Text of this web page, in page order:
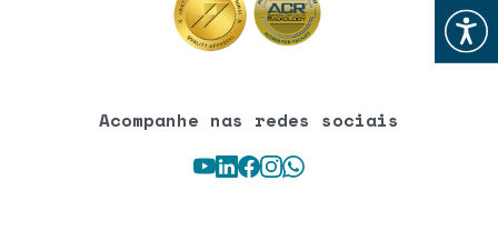
Abrir
Acompanhe nas redes sociais
Youtube
LinkedIn
Facebook
Instagram
WhatsApp